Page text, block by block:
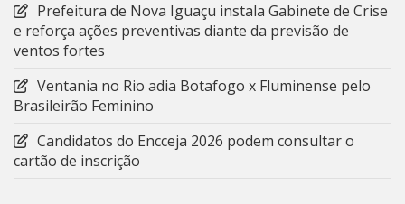
Prefeitura de Nova Iguaçu instala Gabinete de Crise
e reforça ações preventivas diante da previsão de
ventos fortes
Ventania no Rio adia Botafogo x Fluminense pelo
Brasileirão Feminino
Candidatos do Encceja 2026 podem consultar o
cartão de inscrição